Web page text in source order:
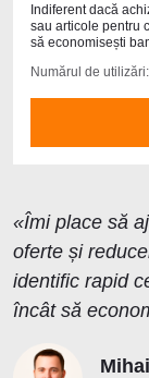
Indiferent dacă
sau articole pentru
să economisești
Numărul de
«Îmi place să
oferte și
identific rapid
încât să